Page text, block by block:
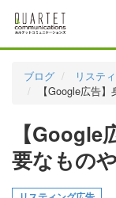
料金表
実績・お客様の声
初めて導入をお
代理店の乗り換
ブログ
リステ
【Google広告
【
要なもの